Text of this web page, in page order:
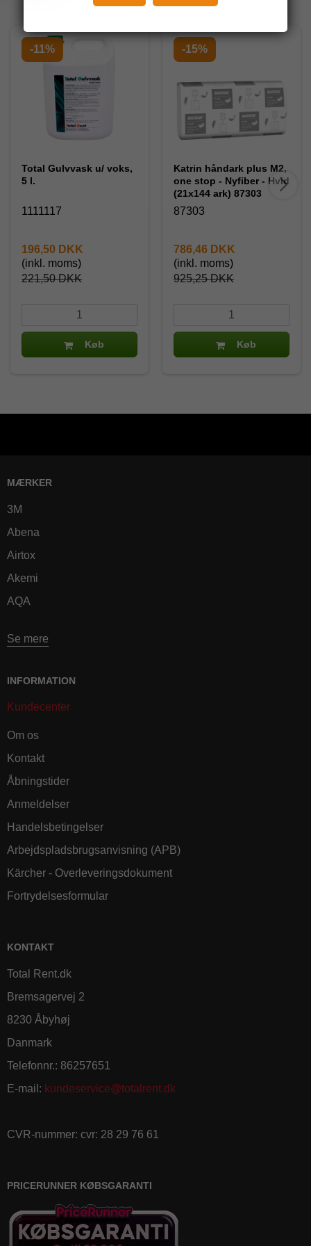
-11%
Total Gulvvask u/ voks,
5 l.
1111117
221,50 DKK
196,50 DKK
(inkl. moms)
Køb
-15%
Katrin håndark plus M2,
one stop - Nyfiber - Hvid
(21x144 ark) 87303
87303
925,25 DKK
786,46 DKK
(inkl. moms)
Køb
MÆRKER
3M
Abena
Airtox
Akemi
AQA
Se mere
INFORMATION
Kundecenter
Om os
Kontakt
Åbningstider
Anmeldelser
Handelsbetingelser
Arbejdspladsbrugsanvisning (APB)
Kärcher - Overleveringsdokument
Fortrydelsesformular
KONTAKT
Total Rent.dk
Bremsagervej 2
8230 Åbyhøj
Danmark
Telefonnr.: 86257651
E-mail : kundeservice@totalrent.dk
CVR-nummer: cvr: 28 29 76 61
PRICERUNNER KØBSGARANTI